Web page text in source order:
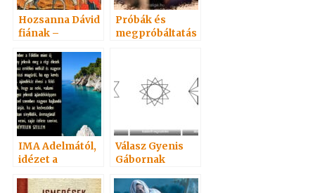
Hozsanna Dávid
fiának –
ADÁ-ról
Próbák és
megpróbáltatás
IMA Adelmától,
idézet a
Szellemtől 16.
Válasz Gyenis
Gábornak